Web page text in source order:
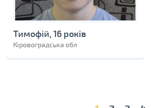
Тимофій, 16 років
Кіровоградська обл